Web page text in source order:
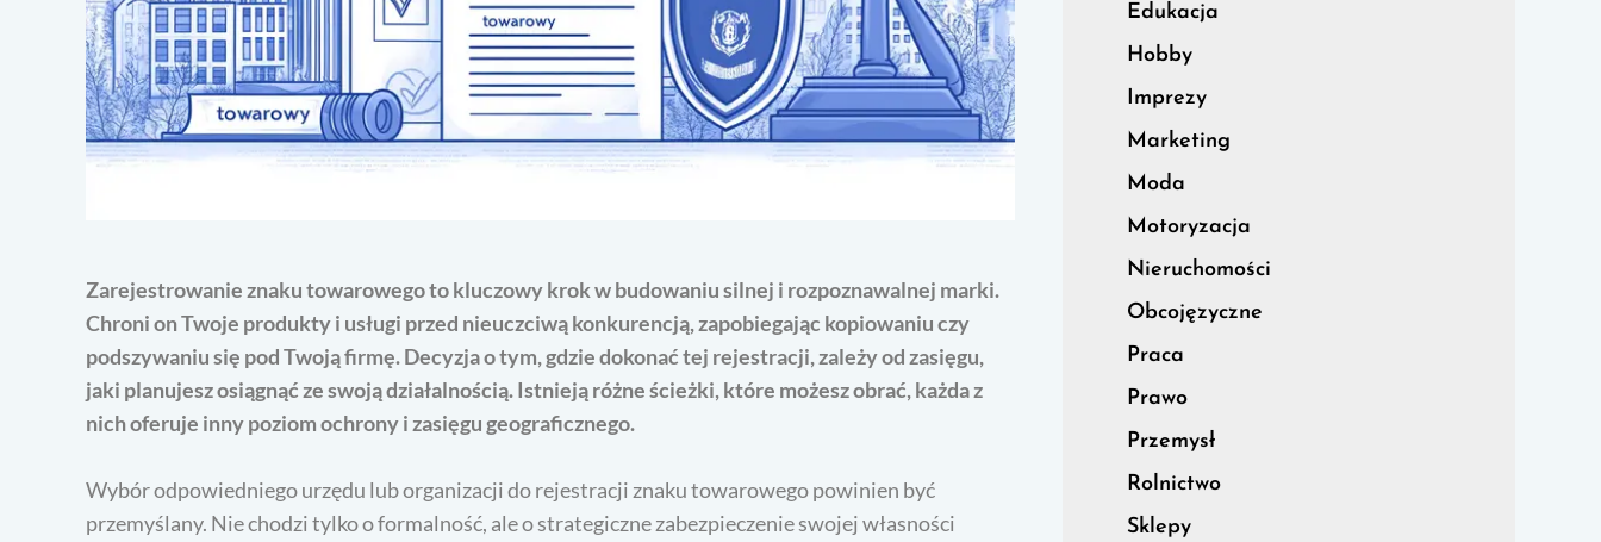
Zarejestrowanie znaku towarowego to kluczowy krok w budowaniu silnej i rozpoznawalnej marki.
Chroni on Twoje produkty i usługi przed nieuczciwą konkurencją, zapobiegając kopiowaniu czy
podszywaniu się pod Twoją firmę. Decyzja o tym, gdzie dokonać tej rejestracji, zależy od zasięgu,
jaki planujesz osiągnąć ze swoją działalnością. Istnieją różne ścieżki, które możesz obrać, każda z
nich oferuje inny poziom ochrony i zasięgu geograficznego.
Wybór odpowiedniego urzędu lub organizacji do rejestracji znaku towarowego powinien być
przemyślany. Nie chodzi tylko o formalność, ale o strategiczne zabezpieczenie swojej własności
Edukacja
Hobby
Imprezy
Marketing
Moda
Motoryzacja
Nieruchomości
Obcojęzyczne
Praca
Prawo
Przemysł
Rolnictwo
Sklepy